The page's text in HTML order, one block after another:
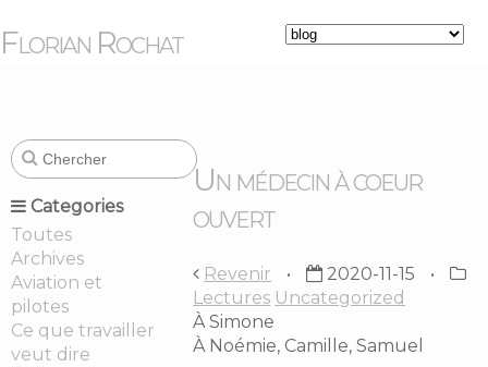
Florian Rochat
Categories
Toutes
Archives
Aviation et
pilotes
Ce que travailler
veut dire
Un médecin à coeur
ouvert
Revenir
2020-11-15
Lectures Uncategorized
À Simone
À Noémie, Camille, Samuel